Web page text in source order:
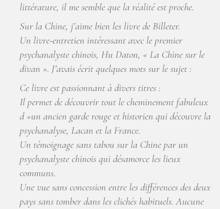
littérature, il me semble que la réalité est proche.
Sur la Chine, j’aime bien les livre de Billeter.
Un livre-entretien intéressant avec le premier
psychanalyste chinois, Hu Daton, « La Chine sur le
divan ». J’avais écrit quelques mots sur le sujet :
Ce livre est passionnant à divers titres :
Il permet de découvrir tout le cheminement fabuleux
d »un ancien garde rouge et historien qui découvre la
psychanalyse, Lacan et la France.
Un témoignage sans tabou sur la Chine par un
psychanalyste chinois qui désamorce les lieux
communs.
Une vue sans concession entre les différences des deux
pays sans tomber dans les clichés habituels. Aucune